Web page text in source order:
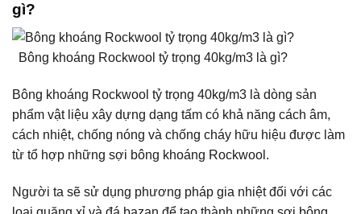
gì?
Bông khoáng Rockwool tỷ trọng 40kg/m3 là gì?
Bông khoáng Rockwool tỷ trọng 40kg/m3 là dòng sản
phẩm vật liệu xây dựng dạng tấm có khả năng cách âm,
cách nhiệt, chống nóng và chống cháy hữu hiệu được làm
từ tổ hợp những sợi bông khoáng Rockwool.
Người ta sẽ sử dụng phương pháp gia nhiệt đối với các